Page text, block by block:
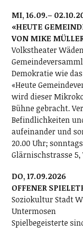
MI, 16.09.–
«HEUTE
VON MIKE
Volkstheater
Demokratie wie
«Heute
wird dieser
Bühne gebracht.
Befindlichkeiten
aufeinander und
20.00 Uhr;
Glärnischstrasse
DO, 17.09.2026
OFFENER
Soziokultur Stadt
Untermosen
Spielbegeisterte